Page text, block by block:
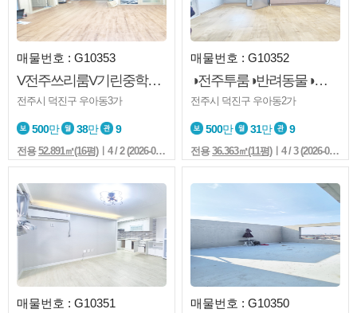
매물번호 : G10353
V전주쓰리룸V기린중학교V풀옵션V반려동물V동신초V전주역V호성동근접
전주시 덕진구 우아동3가
500만 38만 9
전용52.891㎡(16평)ㅣ4 / 2 (2026-08-02 17:11:7)
매물번호 : G10352
◑전주투룸◑반려동물◑주차넓음◑농부며느리부근◑생활권좋음
전주시 덕진구 우아동2가
500만 31만 9
전용36.363㎡(11평)ㅣ4 / 3 (2026-08-02 17:05:7)
매물번호 : G10351 매물번호 : G10350